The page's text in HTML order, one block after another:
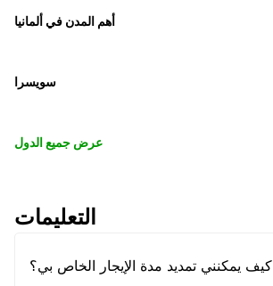
أهم المدن في ألمانيا
سويسرا
عرض جميع الدول
التعليمات
كيف يمكنني تمديد مدة الإيجار الخاص بي؟